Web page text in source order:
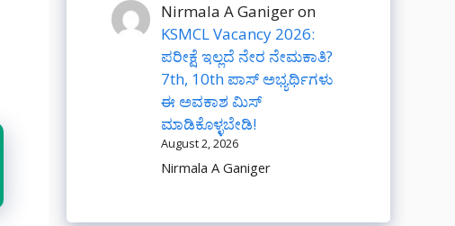
Nirmala A Ganigeron
KSMCL Vacancy 2026:
ಪರೀಕ್ಷೆ ಇಲ್ಲದೆ ನೇರ ನೇಮಕಾತಿ?
7th, 10th ಪಾಸ್ ಅಭ್ಯರ್ಥಿಗಳು
ಈ ಅವಕಾಶ ಮಿಸ್
ಮಾಡಿಕೊಳ್ಳಬೇಡಿ!
August 2, 2026
Nirmala A Ganiger